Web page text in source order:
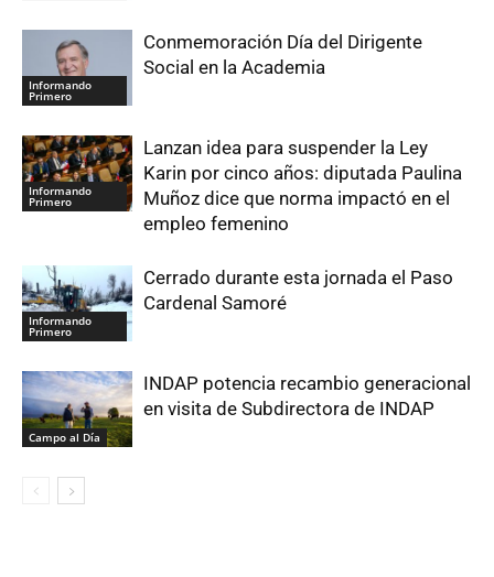
Informando
Primero
Conmemoración Día del Dirigente
Social en la Academia
Informando
Primero
Lanzan idea para suspender la Ley
Karin por cinco años: diputada Paulina
Muñoz dice que norma impactó en el
empleo femenino
Informando
Primero
Cerrado durante esta jornada el Paso
Cardenal Samoré
Campo al Día
INDAP potencia recambio generacional
en visita de Subdirectora de INDAP